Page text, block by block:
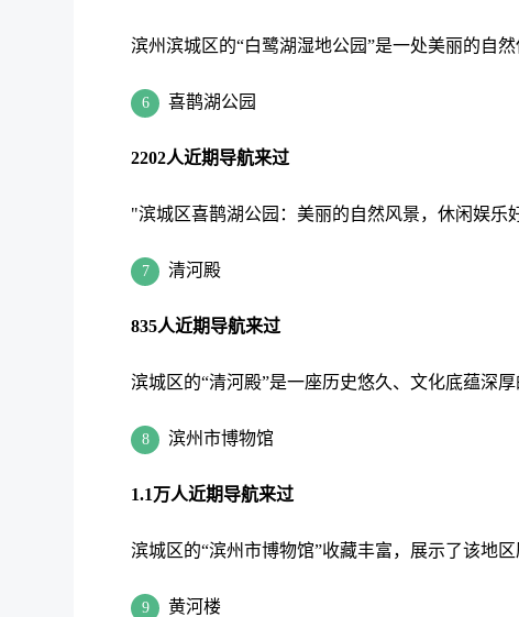
滨州滨城区的“白鹭湖湿地公园”是一处美丽的自
6 喜鹊湖公园
2202人近期导航来过
"滨城区喜鹊湖公园：美丽的自然风景，休闲娱乐
7 清河殿
835人近期导航来过
滨城区的“清河殿”是一座历史悠久、文化底蕴深
8 滨州市博物馆
1.1万人近期导航来过
滨城区的“滨州市博物馆”收藏丰富，展示了该地
9 黄河楼